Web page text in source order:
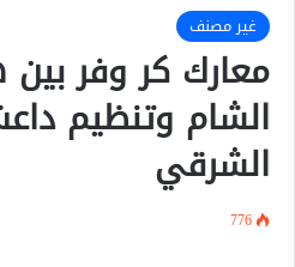
غير مصنف
معارك كر وفر بين
الشام وتنظيم
الشرقي
776